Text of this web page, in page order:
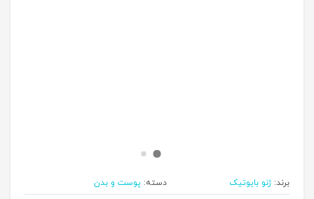
برند: ژنو بایوتیک دسته: پوست و بدن